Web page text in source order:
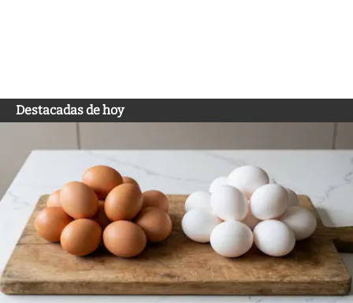
Destacadas de hoy